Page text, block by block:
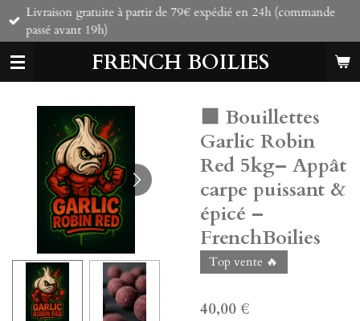
Passer
principal
FRENCH BOILIES
Livraison gratuite à partir de 79€ expédié en 24h (commande
passé avant 19h)
🟩 Bouillettes
Garlic Robin
Red 5kg– Appât
carpe puissant &
épicé –
FrenchBoilies
Top vente 🔥
40,00 €